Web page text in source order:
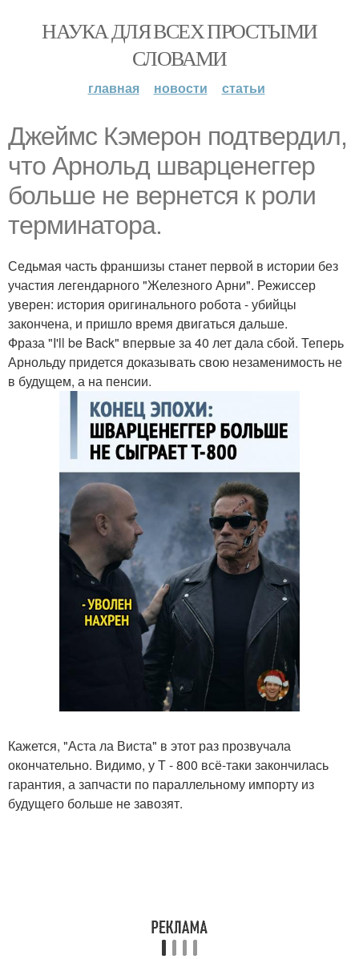
НАУКА ДЛЯ ВСЕХ ПРОСТЫМИ
СЛОВАМИ
главная новости статьи
Джеймс Кэмерон подтвердил,
что Арнольд шварценеггер
больше не вернется к роли
терминатора.
Седьмая часть франшизы станет первой в истории без
участия легендарного "Железного Арни". Режиссер
уверен: история оригинального робота - убийцы
закончена, и пришло время двигаться дальше.
Фраза "I'll be Back" впервые за 40 лет дала сбой. Теперь
Арнольду придется доказывать свою незаменимость не
в будущем, а на пенсии.
Кажется, "Аста ла Виста" в этот раз прозвучала
окончательно. Видимо, у Т - 800 всё-таки закончилась
гарантия, а запчасти по параллельному импорту из
будущего больше не завозят.